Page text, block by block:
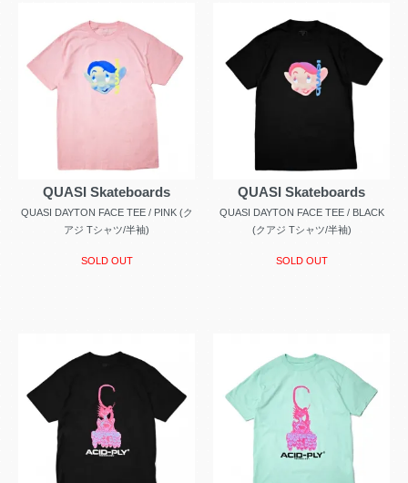
QUASI Skateboards
QUASI DAYTON FACE TEE / PINK (ク
アジ Tシャツ/半袖)
SOLD OUT
QUASI Skateboards
QUASI DAYTON FACE TEE / BLACK
(クアジ Tシャツ/半袖)
SOLD OUT